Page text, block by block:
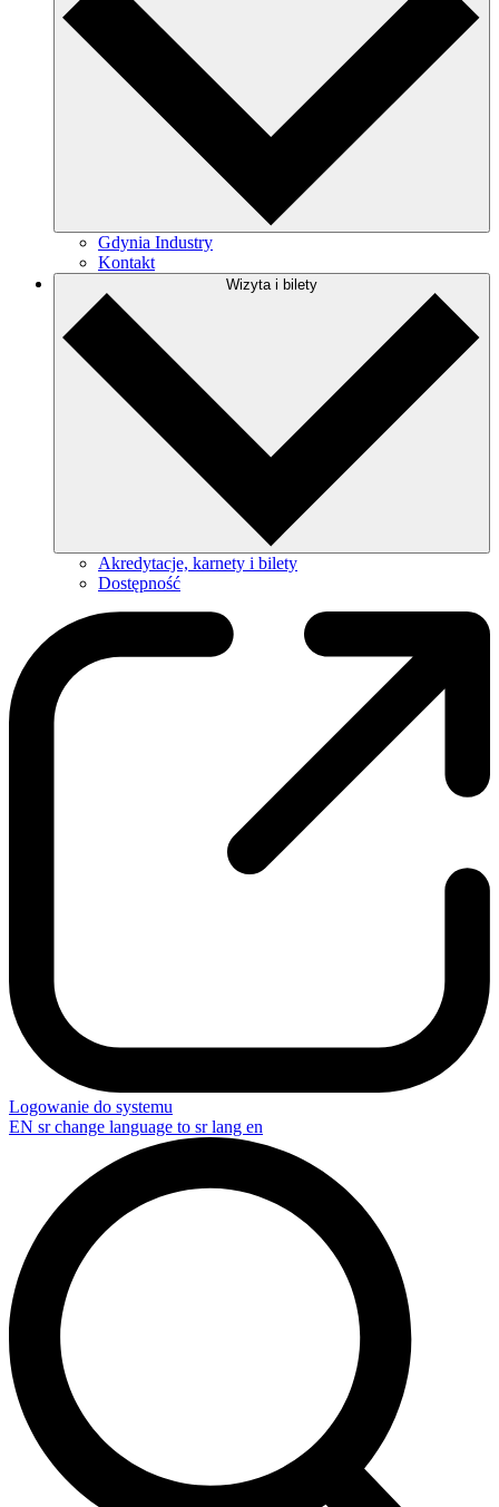
Gdynia Industry
Kontakt
Wizyta i bilety
Akredytacje, karnety i bilety
Dostępność
Logowanie do systemu
EN sr change language to sr lang en